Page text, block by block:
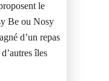
le
Be ou Nosy
d’un repas
îles